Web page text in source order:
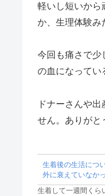
軽いし短いから
か、生理体験み
今回も痛さで少
の血になってい
ドナーさんや
せん。ありがと
生着後の生活につ
外に衰えていなか
生着して一週間くら